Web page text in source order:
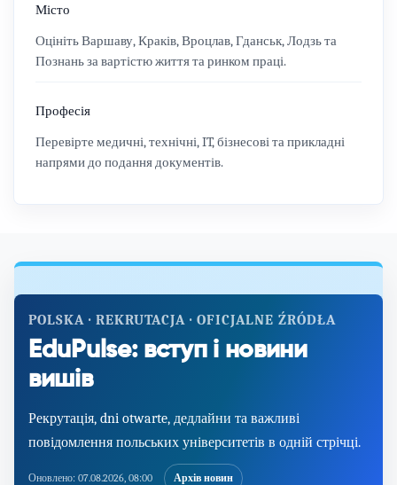
Місто
Оцініть Варшаву, Краків, Вроцлав, Гданськ, Лодзь та
Познань за вартістю життя та ринком праці.
Професія
Перевірте медичні, технічні, IT, бізнесові та прикладні
напрями до подання документів.
POLSKA · REKRUTACJA · OFICJALNE ŹRÓDŁA
EduPulse: вступ і новини
вишів
Рекрутація, dni otwarte, дедлайни та важливі
повідомлення польських університетів в одній стрічці.
Оновлено: 07.08.2026, 08:00 Архів новин